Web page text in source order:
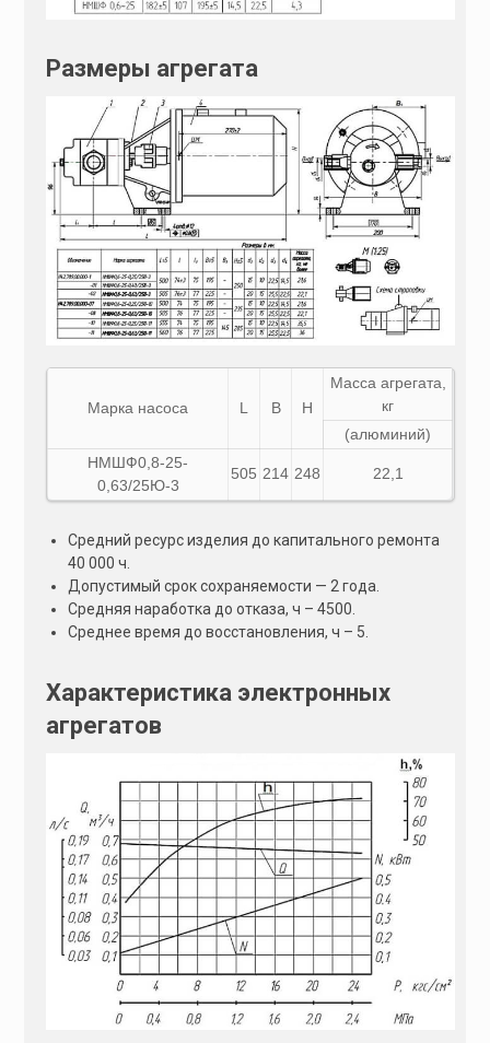
Размеры агрегата
Марка насоса L B H
Масса агрегата,
кг
(алюминий)
НМШФ0,8-25-
0,63/25Ю-3
505 214 248 22,1
Средний ресурс изделия до капитального ремонта
40 000 ч.
Допустимый срок сохраняемости — 2 года.
Средняя наработка до отказа, ч – 4500.
Среднее время до восстановления, ч – 5.
Характеристика электронных
агрегатов